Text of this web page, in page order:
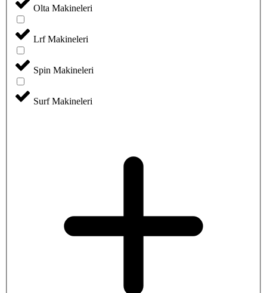
Olta Makineleri
Lrf Makineleri
Spin Makineleri
Surf Makineleri